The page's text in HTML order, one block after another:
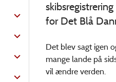
for Det Blå
Det blev sagt igen
mange lande på
vil ændre verden.